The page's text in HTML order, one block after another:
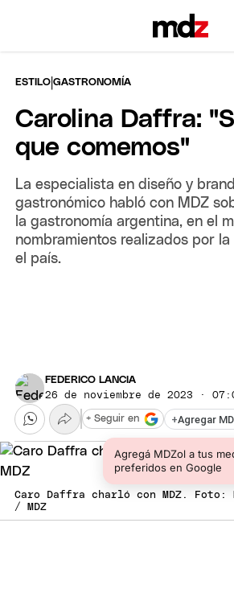
ESTILO |GASTRONOMÍA
Carolina Daffra:
que comemos"
La especialista en diseño y
gastronómico habló con MDZ
la gastronomía argentina, en el
nombramientos realizados por
el país.
FEDERICO LANCIA
26 de noviembre de 2023 ·
+Agregar
Agregá MDZol a tus
preferidos en Google
+ Seguir en
Caro Daffra charló con MDZ. Foto:
/ MDZ